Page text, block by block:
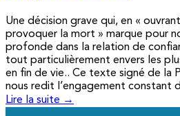
Une décision grave qui, en «
provoquer la mort » marque pour
profonde dans la relation de
tout particulièrement envers les
en fin de vie.. Ce texte signé de la
nous redit l’engagement constant
Lire la suite →